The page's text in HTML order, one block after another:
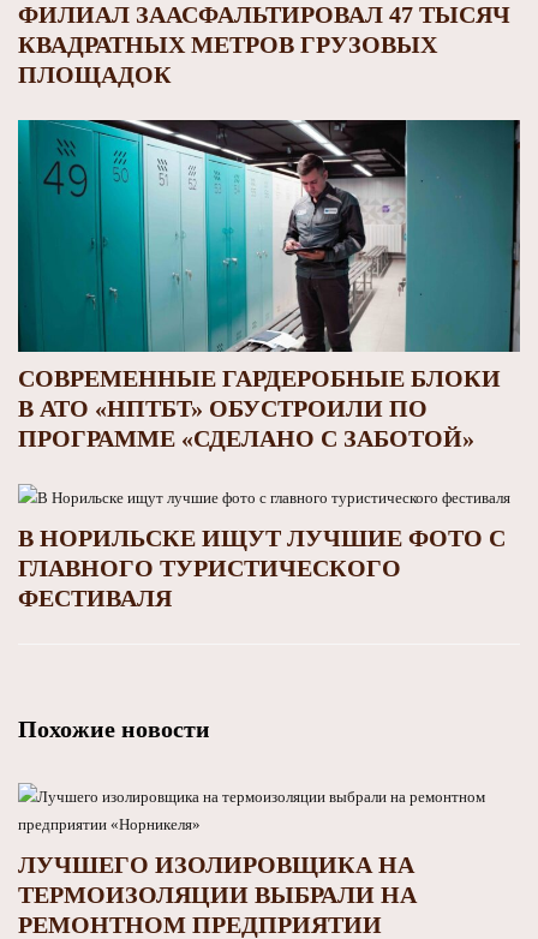
ФИЛИАЛ ЗААСФАЛЬТИРОВАЛ 47 ТЫСЯЧ
КВАДРАТНЫХ МЕТРОВ ГРУЗОВЫХ
ПЛОЩАДОК
СОВРЕМЕННЫЕ ГАРДЕРОБНЫЕ БЛОКИ
В АТО «НПТБТ» ОБУСТРОИЛИ ПО
ПРОГРАММЕ «СДЕЛАНО С ЗАБОТОЙ»
В НОРИЛЬСКЕ ИЩУТ ЛУЧШИЕ ФОТО С
ГЛАВНОГО ТУРИСТИЧЕСКОГО
ФЕСТИВАЛЯ
Похожие новости
ЛУЧШЕГО ИЗОЛИРОВЩИКА НА
ТЕРМОИЗОЛЯЦИИ ВЫБРАЛИ НА
РЕМОНТНОМ ПРЕДПРИЯТИИ